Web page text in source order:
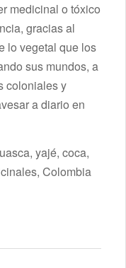
medicinal o tóxico
gracias al
lo vegetal que los
sus mundos, a
coloniales y
a diario en
yajé, coca,
Colombia